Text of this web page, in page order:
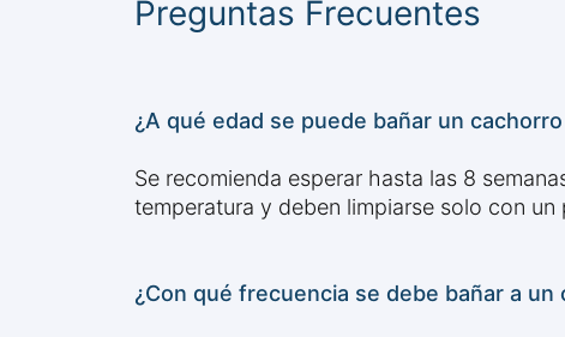
Preguntas Frecuentes
¿A qué edad se puede bañar un
Se recomienda esperar hasta las 8
temperatura y deben limpiarse solo con
¿Con qué frecuencia se debe bañar a un